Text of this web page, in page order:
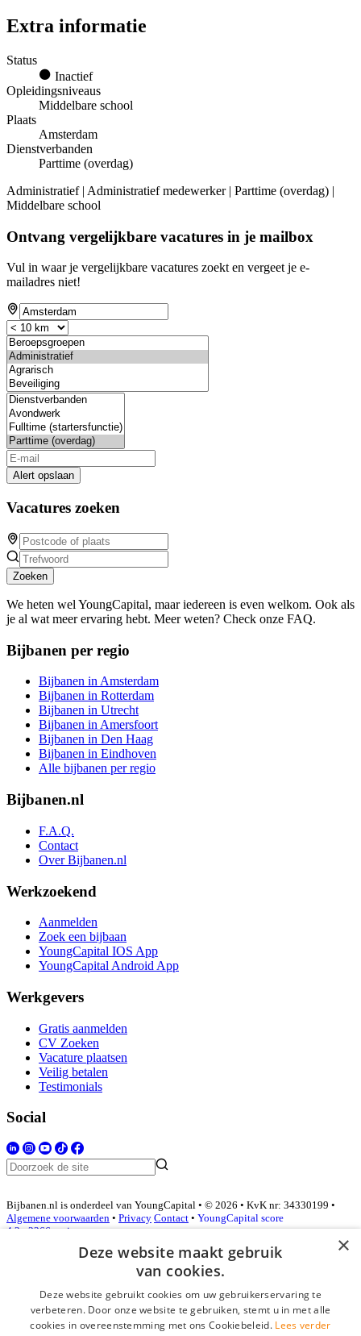
Extra informatie
Status
Inactief
Opleidingsniveaus
Middelbare school
Plaats
Amsterdam
Dienstverbanden
Parttime (overdag)
Administratief | Administratief medewerker | Parttime (overdag) |
Middelbare school
Ontvang vergelijkbare vacatures in je mailbox
Vul in waar je vergelijkbare vacatures zoekt en vergeet je e-
mailadres niet!
Alert opslaan
Vacatures zoeken
Zoeken
We heten wel YoungCapital, maar iedereen is even welkom. Ook als
je al wat meer ervaring hebt. Meer weten? Check onze FAQ.
Bijbanen per regio
Bijbanen in Amsterdam
Bijbanen in Rotterdam
Bijbanen in Utrecht
Bijbanen in Amersfoort
Bijbanen in Den Haag
Bijbanen in Eindhoven
Alle bijbanen per regio
Bijbanen.nl
F.A.Q.
Contact
Over Bijbanen.nl
Werkzoekend
Aanmelden
Zoek een bijbaan
YoungCapital IOS App
YoungCapital Android App
Werkgevers
Gratis aanmelden
CV Zoeken
Vacature plaatsen
Veilig betalen
Testimonials
Social
Bijbanen.nl is onderdeel van YoungCapital • © 2026 • KvK nr: 34330199 •
Algemene voorwaarden • Privacy Contact • YoungCapital score
4.3 - 3366 reviews
Inloggen als bedrijf
*
×
Deze website maakt gebruik
van cookies.
Deze website gebruikt cookies om uw gebruikerservaring te
verbeteren. Door onze website te gebruiken, stemt u in met alle
cookies in overeenstemming met ons Cookiebeleid. Lees verder